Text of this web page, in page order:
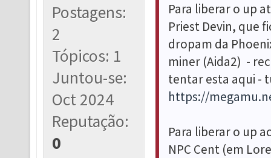
Postagens:
2
Tópicos: 1
Juntou-se:
Oct 2024
Reputação:
0
Para liberar o up
Priest Devin, que
dropam da
miner (Aida2) -
tentar esta aqui -
https://
Para liberar o up
NPC Cent (em